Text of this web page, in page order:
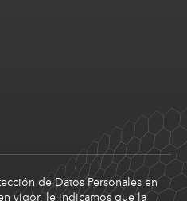
de Datos Personales en
vigor, le indicamos que la